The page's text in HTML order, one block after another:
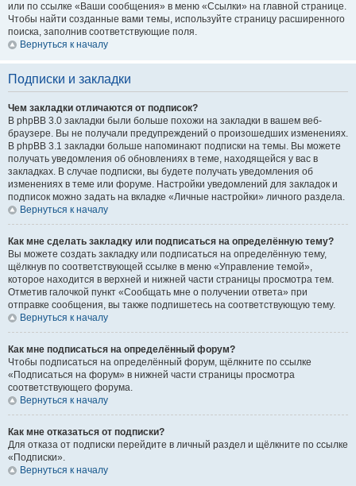
или по ссылке «Ваши сообщения» в меню «Ссылки» на главной странице.
Чтобы найти созданные вами темы, используйте страницу расширенного
поиска, заполнив соответствующие поля.
Вернуться к началу
Подписки и закладки
Чем закладки отличаются от подписок?
В phpBB 3.0 закладки были больше похожи на закладки в вашем веб-
браузере. Вы не получали предупреждений о произошедших изменениях.
В phpBB 3.1 закладки больше напоминают подписки на темы. Вы можете
получать уведомления об обновлениях в теме, находящейся у вас в
закладках. В случае подписки, вы будете получать уведомления об
изменениях в теме или форуме. Настройки уведомлений для закладок и
подписок можно задать на вкладке «Личные настройки» личного раздела.
Вернуться к началу
Как мне сделать закладку или подписаться на определённую тему?
Вы можете создать закладку или подписаться на определённую тему,
щёлкнув по соответствующей ссылке в меню «Управление темой»,
которое находится в верхней и нижней части страницы просмотра тем.
Отметив галочкой пункт «Сообщать мне о получении ответа» при
отправке сообщения, вы также подпишетесь на соответствующую тему.
Вернуться к началу
Как мне подписаться на определённый форум?
Чтобы подписаться на определённый форум, щёлкните по ссылке
«Подписаться на форум» в нижней части страницы просмотра
соответствующего форума.
Вернуться к началу
Как мне отказаться от подписки?
Для отказа от подписки перейдите в личный раздел и щёлкните по ссылке
«Подписки».
Вернуться к началу